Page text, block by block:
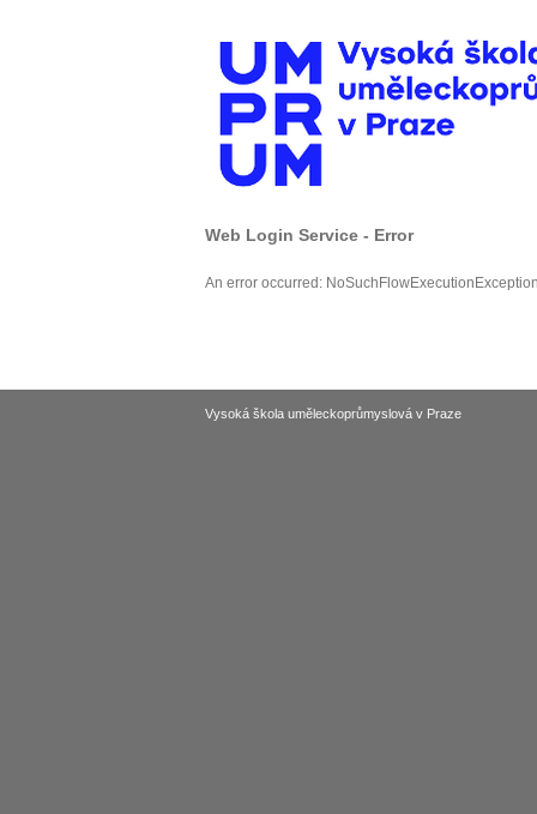
Web Login Service - Error
An error occurred:
Vysoká škola uměleckoprůmyslová v Praze